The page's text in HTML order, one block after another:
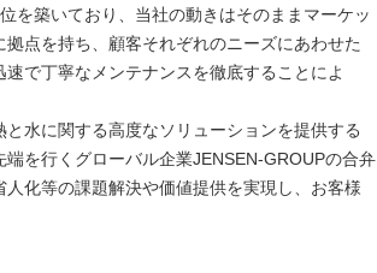
を築いており、当社の動きはそのままマーケッ
点を持ち、顧客それぞれのニーズにあわせた
で丁寧なメンテナンスを徹底することによ
水に関する高度なソリューションを提供する
を行くグローバル企業JENSEN-GROUPの合弁
化等の課題解決や価値提供を実現し、お客様